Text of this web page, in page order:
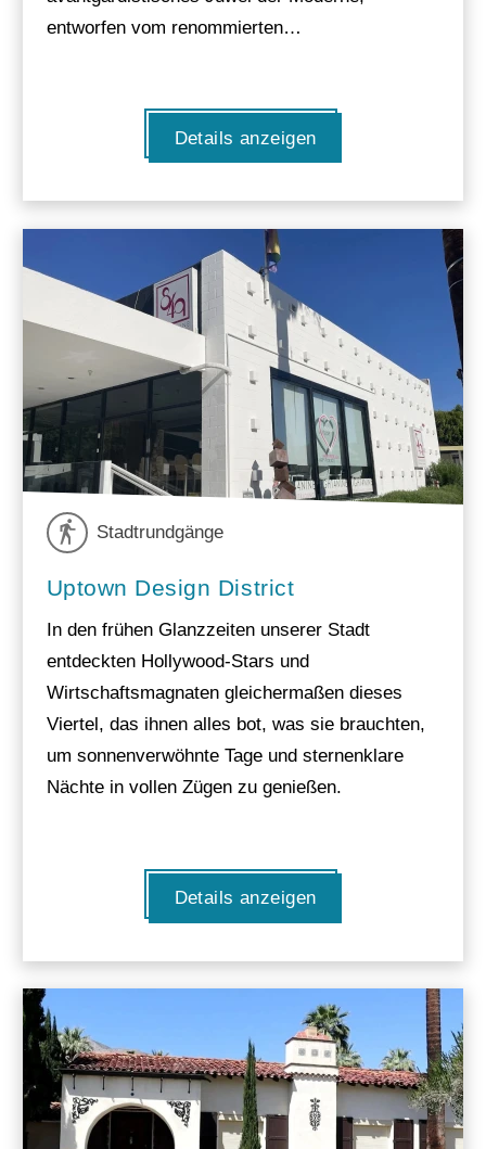
entworfen vom renommierten…
Details anzeigen
Stadtrundgänge
Uptown Design District
In den frühen Glanzzeiten unserer Stadt
entdeckten Hollywood-Stars und
Wirtschaftsmagnaten gleichermaßen dieses
Viertel, das ihnen alles bot, was sie brauchten,
um sonnenverwöhnte Tage und sternenklare
Nächte in vollen Zügen zu genießen.
Details anzeigen